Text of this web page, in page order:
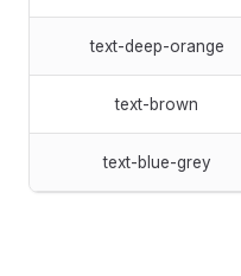
text-deep-orange
text-brown
text-blue-grey